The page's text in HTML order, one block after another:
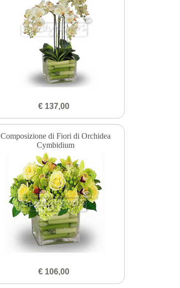
€ 137,00
Composizione di Fiori di Orchidea
Cymbidium
€ 106,00